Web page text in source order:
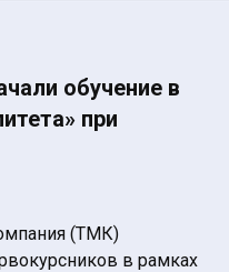
обучение в
при
(ТМК)
в рамках